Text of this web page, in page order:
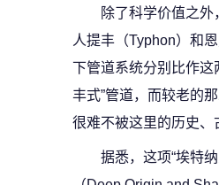
除了科学价值之
人提丰（Typhon）和
下管道系统分别比作这
丰式”管道，而较老的
很难不被这里的历史
据悉，这项“埃特